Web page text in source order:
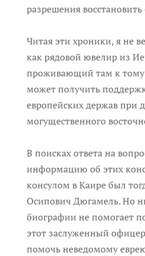
разрешения восстановить
Читая эти хроники, я не
как рядовой ювелир из
проживающий там к тому
может получить
европейских держав при
могущественного
В поисках ответа на
информацию об этих
консулом в Каире был
Осипович Дюгамель. Но
биографии не помогает
этот заслуженный
помочь неведомому